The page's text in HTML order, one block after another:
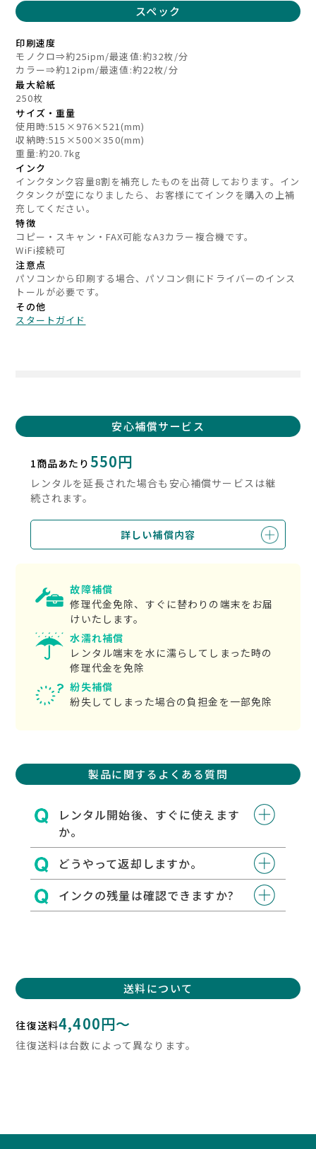
スペック
印刷速度
モノクロ⇒約25ipm/最速値:約32枚/分
カラー⇒約12ipm/最速値:約22枚/分
最大給紙
250枚
サイズ・重量
使用時:515×976×521(mm)
収納時:515×500×350(mm)
重量:約20.7kg
インク
インクタンク容量8割を補充したものを出荷しております。イン
クタンクが空になりましたら、お客様にてインクを購入の上補
充してください。
特徴
コピー・スキャン・FAX可能なA3カラー複合機です。
WiFi接続可
注意点
パソコンから印刷する場合、パソコン側にドライバーのインス
トールが必要です。
その他
スタートガイド
安心補償サービス
1商品あたり 550円
レンタルを延長された場合も安心補償サービスは継
続されます。
詳しい補償内容
故障補償
修理代金免除、すぐに替わりの端末をお届
けいたします。
水濡れ補償
レンタル端末を水に濡らしてしまった時の
修理代金を免除
紛失補償
紛失してしまった場合の負担金を一部免除
製品に関するよくある質問
レンタル開始後、すぐに使えます
か。
どうやって返却しますか。
インクの残量は確認できますか?
送料について
往復送料4,400円〜
往復送料は台数によって異なります。